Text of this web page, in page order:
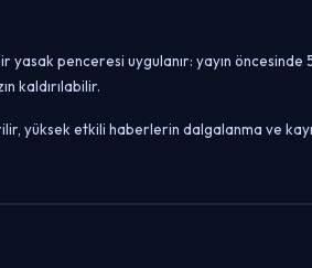
penceresi uygulanır: yayın öncesinde
kaldırılabilir.
yüksek etkili haberlerin dalgalanma ve